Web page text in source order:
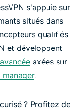
s'appuie sur
situés dans
qualifiés
et développent
axées sur
manager.
? Profitez de